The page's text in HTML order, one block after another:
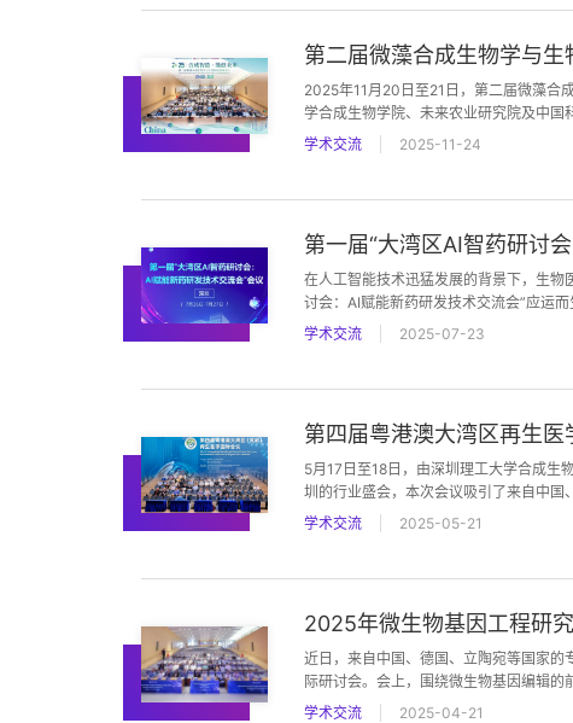
第二届微藻合成生物学与
2025年11月20日至21日，第二届微藻合
学合成生物学院、未来农业研究院及中国
学术交流
2025-11-24
第一届“大湾区AI智药研讨
在人工智能技术迅猛发展的背景下，生物
讨会：AI赋能新药研发技术交流会”应运而
学术交流
2025-07-23
第四届粤港澳大湾区再生
5月17日至18日，由深圳理工大学合成生
圳的行业盛会，本次会议吸引了来自中
流，为全球医疗健康领域提供新思路。
学术交流 2025-05-21
2025年微生物基因工程研
近日，来自中国、德国、立陶宛等国家
际研讨会。会上，围绕微生物基因编辑
生物基因工程领域的学术高峰与产业脉动。
学术交流 2025-04-21